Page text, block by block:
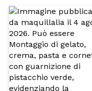
Il tuo video
Consiglieresti